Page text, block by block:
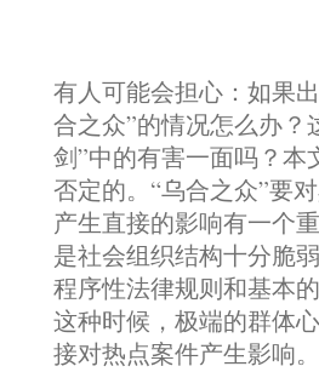
有人可能会担心：如果
合之众”的情况怎么办？
剑”中的有害一面吗？本
否定的。“乌合之众”要
产生直接的影响有一个
是社会组织结构十分脆
程序性法律规则和基本
这种时候，极端的群体
接对热点案件产生影响。